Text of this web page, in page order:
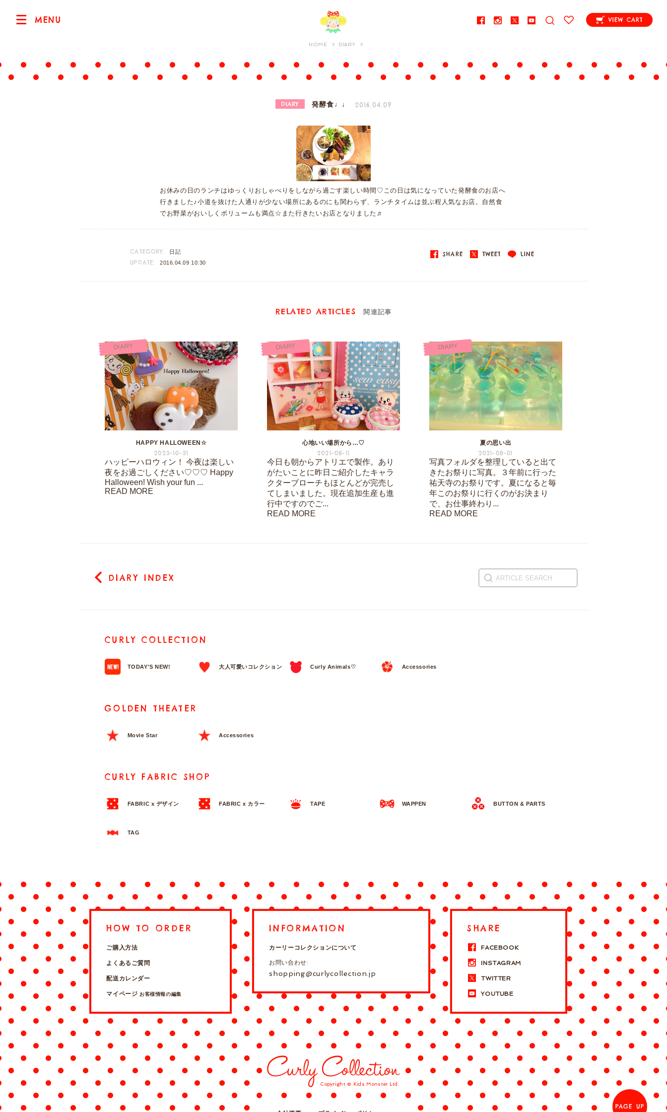
MENU VIEW CART
HOME DIARY
DIARY 発酵食♩♩ 2016.04.09
お休みの日のランチはゆっくりおしゃべりをしながら過ごす楽しい時間♡この日は気になっていた発酵食のお店へ
行きました♪小道を抜けた人通りが少ない場所にあるのにも関わらず、ランチタイムは並ぶ程人気なお店。自然食
でお野菜がおいしくボリュームも満点☆また行きたいお店となりました♬
CATEGORY: 日記
UPDATE: 2016.04.09 10:30
SHARE TWEET LINE
RELATED ARTICLES 関連記事
DIARY
HAPPY HALLOWEEN☆
2023-10-31
ハッピーハロウィン！ 今夜は楽しい
夜をお過ごしください♡♡♡ Happy
Halloween! Wish your fun ...
READ MORE
DIARY
心地いい場所から…♡
2021-08-11
今日も朝からアトリエで製作。あり
がたいことに昨日ご紹介したキャラ
クターブローチもほとんどが完売し
てしまいました。現在追加生産も進
行中ですのでご...
READ MORE
DIARY
夏の思い出
2021-08-01
写真フォルダを整理していると出て
きたお祭りに写真。３年前に行った
祐天寺のお祭りです。夏になると毎
年このお祭りに行くのがお決まり
で、お仕事終わり...
READ MORE
DIARY INDEX
CURLY COLLECTION
TODAY'S NEW! 大人可愛いコレクション Curly Animals♡ Accessories
GOLDEN THEATER
Movie Star Accessories
CURLY FABRIC SHOP
FABRIC x デザイン FABRIC x カラー TAPE WAPPEN BUTTON & PARTS
TAG
HOW TO ORDER
ご購入方法
よくあるご質問
配送カレンダー
マイページ お客様情報の編集
INFORMATION
カーリーコレクションについて
お問い合わせ:
shopping@curlycollection.jp
SHARE
FACEBOOK
INSTAGRAM
TWITTER
YOUTUBE
Copyright © Kids Monster Ltd.
PAGE UP